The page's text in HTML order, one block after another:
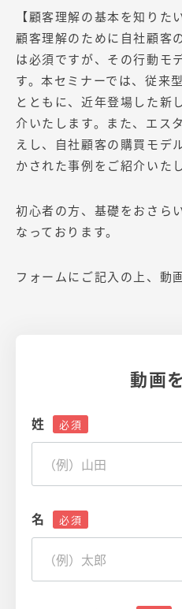
【顧客理解の基本を知りた
顧客理解のために自社顧客
は必須ですが、その行動モ
す。本セミナーでは、従来
とともに、近年登場した新
介いたします。また、エス
えし、自社顧客の購買モデ
かされた事例をご紹介いた
初心者の方、基礎をおさら
なっております。
フォームにご記入の上、動
動画
姓
名